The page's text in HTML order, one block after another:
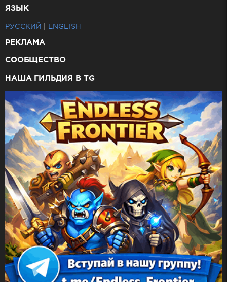
ЯЗЫК
РУССКИЙ ENGLISH
РЕКЛАМА
СООБЩЕСТВО
НАША ГИЛЬДИЯ В TG